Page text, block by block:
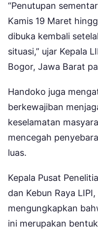
“Penutupan
Kamis 19 Maret
dibuka kembali
situasi,” ujar Kepala
Bogor, Jawa Barat
Handoko juga
berkewajiban
keselamatan
mencegah
luas.
Kepala Pusat
dan Kebun Raya
mengungkapkan
ini merupakan